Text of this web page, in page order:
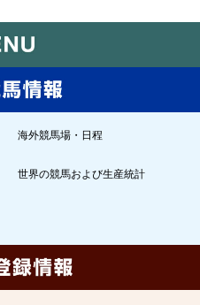
海外競馬場・日程
世界の競馬および生産統計